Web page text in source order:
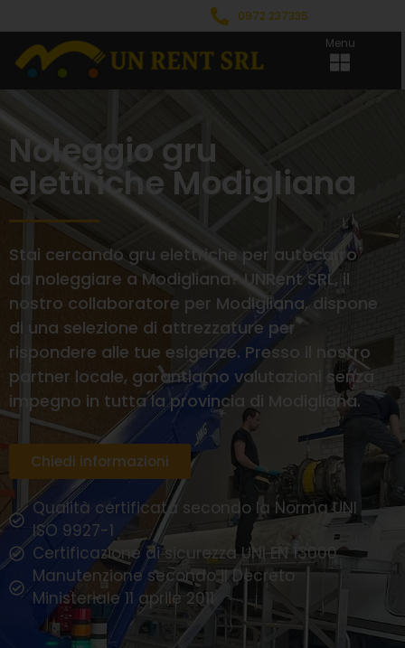
0972 237335
Menu
Noleggio gru
elettriche Modigliana
Stai cercando gru elettriche per autocarro
da noleggiare a Modigliana? UNRent SRL, il
nostro collaboratore per Modigliana, dispone
di una selezione di attrezzature per
rispondere alle tue esigenze. Presso il nostro
partner locale, garantiamo valutazioni senza
impegno in tutta la provincia di Modigliana.
Chiedi informazioni
Qualità certificata secondo la Norma UNI
ISO 9927-1
Certificazione di sicurezza UNI EN 13000
Manutenzione secondo il Decreto
Ministeriale 11 aprile 2011